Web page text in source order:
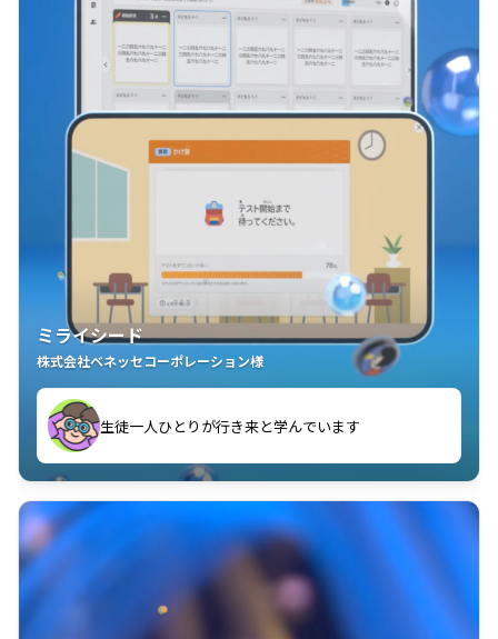
ミライシード
株式会社ベネッセコーポレーション様
生徒一人ひとりが行き来と学んでいます
教室中の児童生徒が「問題が解けてうれしい」「解く
ことが楽しい」を実感しています